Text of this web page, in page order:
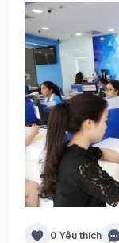
0 Yêu thích